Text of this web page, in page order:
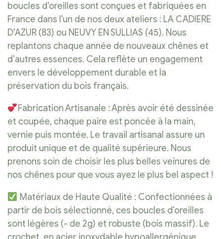
boucles d’oreilles sont conçues et fabriquées en
France dans l’un de nos deux ateliers : LA CADIERE
D’AZUR (83) ou NEUVY EN SULLIAS (45). Nous
replantons chaque année de nouveaux chênes et
d’autres essences. Cela reflète un engagement
envers le développement durable et la
préservation du bois français.
Fabrication Artisanale : Après avoir été dessinée
et coupée, chaque paire est poncée à la main,
vernie puis montée. Le travail artisanal assure un
produit unique et de qualité supérieure. Nous
prenons soin de choisir les plus belles veinures de
nos chênes pour que vous ayez le plus bel aspect !
Matériaux de Haute Qualité : Confectionnées à
partir de bois sélectionné, ces boucles d’oreilles
sont légères (- de 2g) et robuste (bois massif). Le